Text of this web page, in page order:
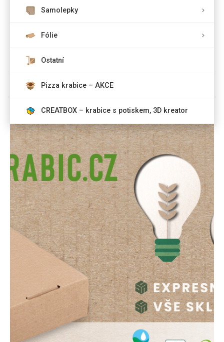
Samolepky
Fólie
Ostatní
Pizza krabice – AKCE
CREATBOX – krabice s potiskem, 3D kreator